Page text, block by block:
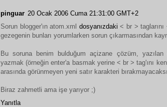
pinguar 20 Ocak 2006 Cuma 21:31:00 GMT+2
Sorun blogger'ın atom.xml dosyanızdaki < br >
gezegenin bunları yorumlarken sorun çıkarmasından
Bu soruna benim bulduğum açizane çözüm,
yazmak (örneğin enter'a basmak yerine < br > tag'ını
arasında görünmeyen yeni satır karakteri
Biraz zahmetli ama işe yarıyor ;)
Yanıtla